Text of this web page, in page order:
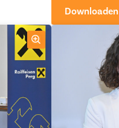
Downloaden